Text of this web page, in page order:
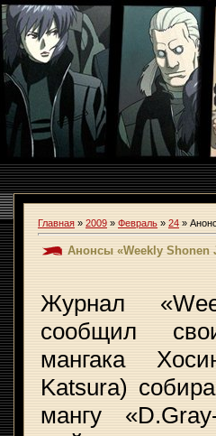
Главная » 2009 » Февраль » 24 »
Анонсы «Weekly Shonen
Журнал
сообщил
мангака
Katsura)
мангу